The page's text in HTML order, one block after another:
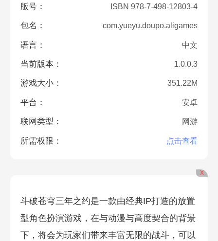
版号： ISBN 978-7-498-12803-4
包名： com.yueyu.doupo.aligames
语言： 中文
当前版本： 1.0.0.3
游戏大小： 351.22M
平台： 安卓
联网类型： 网游
所需权限： 点击查看
X
斗破苍穹三年之约是一款由经典IP打造的放置
型角色扮演游戏，在与动漫与高度契合的背景
下，将会为玩家们带来丰富无限的战斗，可以